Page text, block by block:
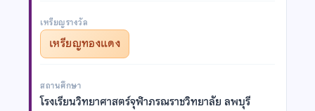
เหรียญรางวัล
เหรียญทองแดง
สถานศึกษา
โรงเรียนวิทยาศาสตร์จุฬาภรณราชวิทยาลัย ลพบุรี